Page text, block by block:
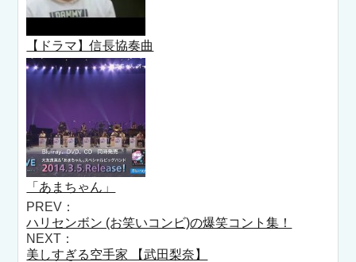
【ドラマ】信長協奏曲
「あまちゃん」
PREV：
ハリセンボン (お笑いコンビ)の爆笑コント集！
NEXT：
美しすぎる空手家 【武田梨奈】